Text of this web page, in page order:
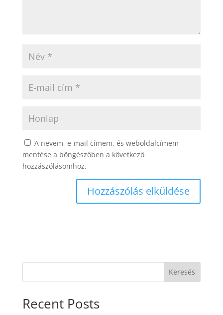
A nevem, e-mail címem, és weboldalcímem
mentése a böngészőben a következő
hozzászólásomhoz.
Keresés
Recent Posts